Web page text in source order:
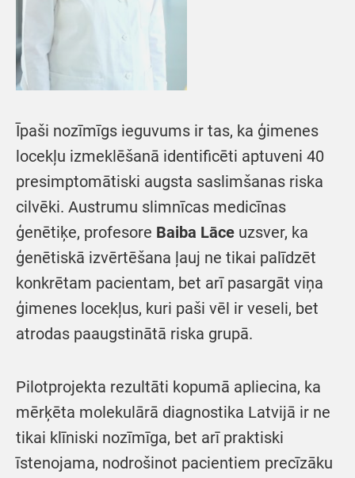
Īpaši nozīmīgs ieguvums ir tas, ka ģimenes
locekļu izmeklēšanā identificēti aptuveni 40
presimptomātiski augsta saslimšanas riska
cilvēki. Austrumu slimnīcas medicīnas
ģenētiķe, profesore Baiba Lāce uzsver, ka
ģenētiskā izvērtēšana ļauj ne tikai palīdzēt
konkrētam pacientam, bet arī pasargāt viņa
ģimenes locekļus, kuri paši vēl ir veseli, bet
atrodas paaugstinātā riska grupā.
Pilotprojekta rezultāti kopumā apliecina, ka
mērķēta molekulārā diagnostika Latvijā ir ne
tikai klīniski nozīmīga, bet arī praktiski
īstenojama, nodrošinot pacientiem precīzāku